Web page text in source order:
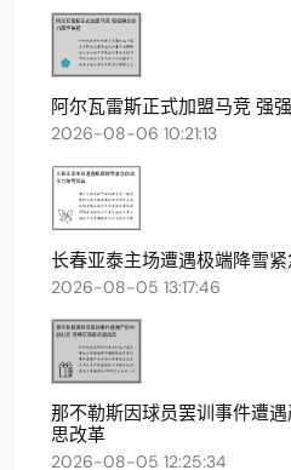
阿尔瓦雷斯正式加盟马竞 强
2026-08-06 10:21:13
长春亚泰主场遭遇极端降雪
2026-08-05 13:17:46
那不勒斯因球员罢训事件遭
思改革
2026-08-05 12:25:34